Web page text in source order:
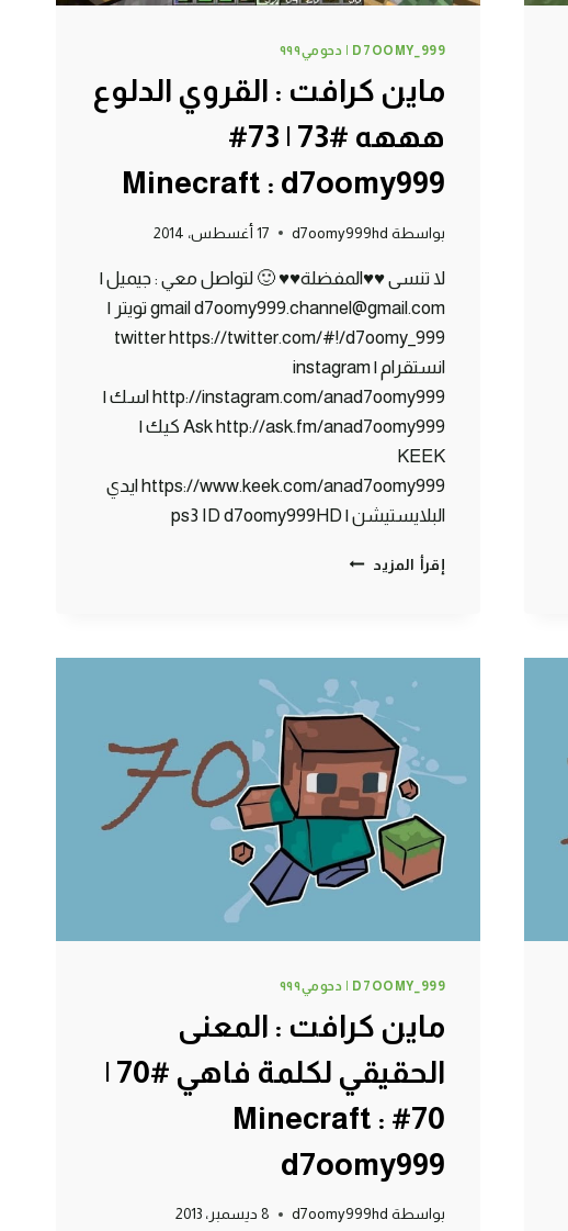
D7OOMY_999 | دحومي٩٩٩
ماين كرافت : القروي الدلوع
هههه #73 | 73#
Minecraft : d7oomy999
بواسطة d7oomy999hd 17 أغسطس، 2014
لا تنسى ♥♥المفضلة♥♥ 🙂 لتواصل معي : جيميل |
gmail d7oomy999.channel@gmail.com تويتر |
twitter https://twitter.com/#!/d7oomy_999
انستقرام | instagram
http://instagram.com/anad7oomy999 اسك |
Ask http://ask.fm/anad7oomy999 كيك |
KEEK
https://www.keek.com/anad7oomy999 ايدي
البلايستيشن | ps3 ID d7oomy999HD
إقرأ المزيد ماين
#73
|
MINECRAFT
:
D7OOMY999
D7OOMY_999 | دحومي٩٩٩
ماين كرافت : المعنى
الحقيقي لكلمة فاهي #70 |
70# Minecraft :
d7oomy999
بواسطة d7oomy999hd 8 ديسمبر، 2013